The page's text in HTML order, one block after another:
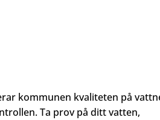
kommunen kvaliteten på
Ta prov på ditt vatten,